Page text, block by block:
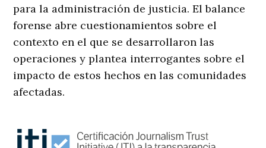
para la administración de justicia. El balance
forense abre cuestionamientos sobre el
contexto en el que se desarrollaron las
operaciones y plantea interrogantes sobre el
impacto de estos hechos en las comunidades
afectadas.